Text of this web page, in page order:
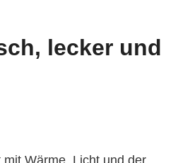
lecker und
Wärme, Licht und der